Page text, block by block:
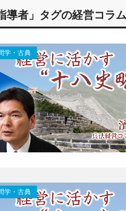
15：銀行がやたらと固定金
勧めてきます！やはり固定
いのでしょうか！
第
う間
中小企業の「１位づくり
利益を最大化する「業務
強い会社を築く ビジネ
日本レーザー「人を大切
武器としてのM&A入門(3)
社長のための“儲かる通販
継続経営 百話百行(85)
ネット戦略
ビジネスを
ロングセラ
大復活＆快
は(5)
最高の自分
酒井光雄 成
導者」タグの経営コラム
学・古典
学・古典